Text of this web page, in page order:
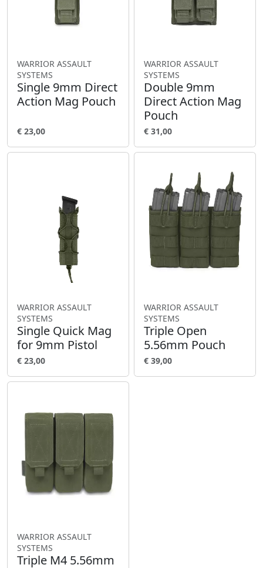
WARRIOR ASSAULT
SYSTEMS
Single 9mm Direct
Action Mag Pouch
€ 23,00
WARRIOR ASSAULT
SYSTEMS
Double 9mm
Direct Action Mag
Pouch
€ 31,00
WARRIOR ASSAULT
SYSTEMS
Single Quick Mag
for 9mm Pistol
€ 23,00
WARRIOR ASSAULT
SYSTEMS
Triple Open
5.56mm Pouch
€ 39,00
WARRIOR ASSAULT
SYSTEMS
Triple M4 5.56mm